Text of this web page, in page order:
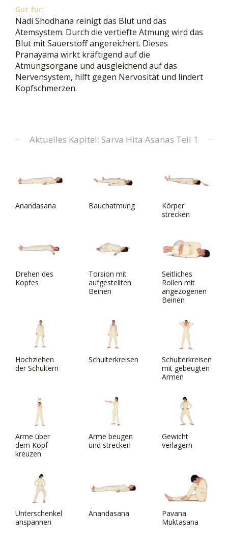
Gut für:
Nadi Shodhana reinigt das Blut und das
Atemsystem. Durch die vertiefte Atmung wird das
Blut mit Sauerstoff angereichert. Dieses
Pranayama wirkt kräftigend auf die
Atmungsorgane und ausgleichend auf das
Nervensystem, hilft gegen Nervosität und lindert
Kopfschmerzen.
Aktuelles Kapitel: Sarva Hita Asanas Teil 1
Anandasana Bauchatmung
Körper
strecken
Drehen des
Kopfes
Torsion mit
aufgestellten
Beinen
Seitliches
Rollen mit
angezogenen
Beinen
Hochziehen
der Schultern
Schulterkreisen
Schulterkreisen
mit gebeugten
Armen
Arme über
dem Kopf
kreuzen
Arme beugen
und strecken
Gewicht
verlagern
Unterschenkel
anspannen
Anandasana
Pavana
Muktasana